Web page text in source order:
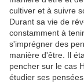
cultiver et à suivre
Durant sa vie de
constamment à
s'imprégner des
manière d'être. Il
pencher sur le cas
étudier ses